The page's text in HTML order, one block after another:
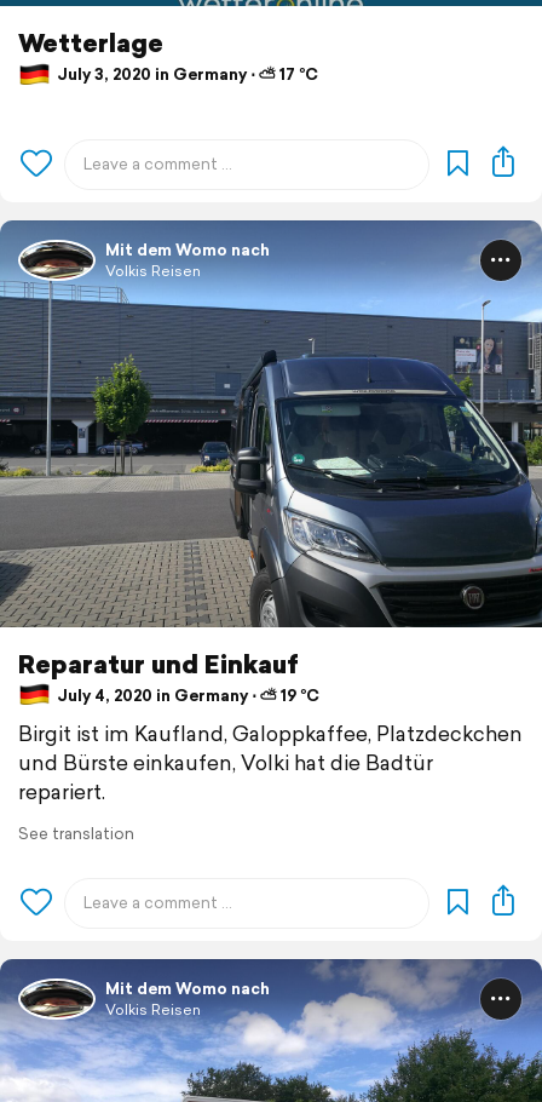
Wetterlage
July 3, 2020 in Germany ⋅ ⛅ 17 °C
Mit dem Womo nach
Volkis Reisen
Reparatur und Einkauf
July 4, 2020 in Germany ⋅ ⛅ 19 °C
Birgit ist im Kaufland, Galoppkaffee, Platzdeckchen
und Bürste einkaufen, Volki hat die Badtür
repariert.
See translation
Mit dem Womo nach
Volkis Reisen